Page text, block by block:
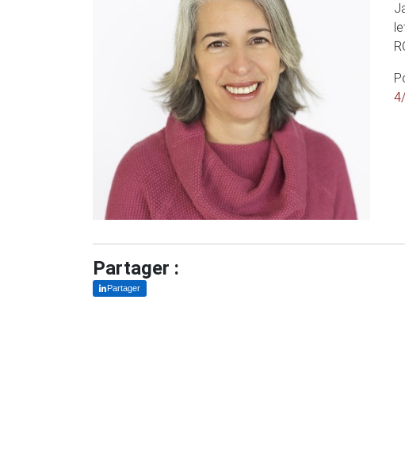
Partager :
Partager